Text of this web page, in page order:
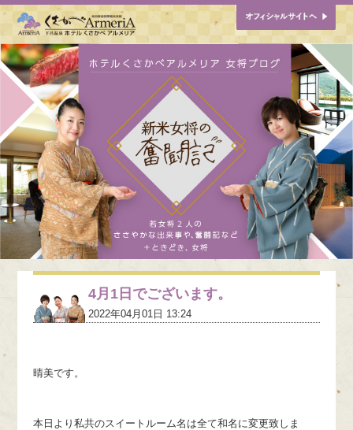
4月1日でございます。
2022年04月01日 13:24
晴美です。
本日より私共のスイートルーム名は全て和名に変更致しま